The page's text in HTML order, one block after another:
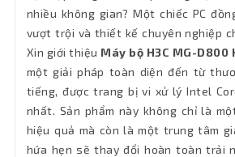
Kết nối
mạng LAN
1 x 10/100/1000 Mbps
Bluetooth
Phân loại Tower
nhiều không gian? Một chiếc PC
vượt trội và thiết kế chuyên nghiệp
Xin giới thiệu Máy bộ H3C MG-D800
một giải pháp toàn diện đến từ
tiếng, được trang bị vi xử lý Intel
nhất. Sản phẩm này không chỉ là
hiệu quả mà còn là một trung tâm
hứa hẹn sẽ thay đổi hoàn toàn trải